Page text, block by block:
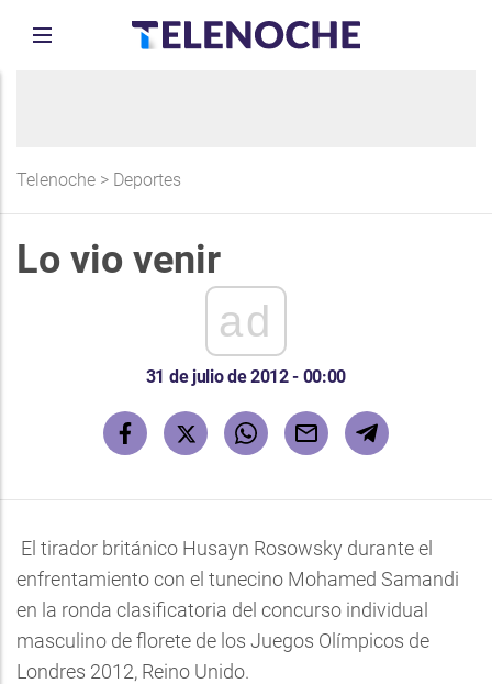
Telenoche > Deportes
Lo vio venir
ad
31 de julio de 2012 - 00:00
El tirador británico Husayn Rosowsky durante el
enfrentamiento con el tunecino Mohamed Samandi
en la ronda clasificatoria del concurso individual
masculino de florete de los Juegos Olímpicos de
Londres 2012, Reino Unido.